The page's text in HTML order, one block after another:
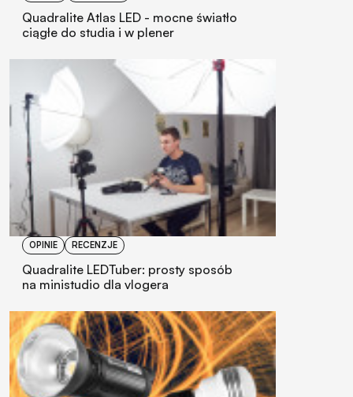
Quadralite Atlas LED - mocne światło
ciągłe do studia i w plener
OPINIE RECENZJE
Quadralite LEDTuber: prosty sposób
na ministudio dla vlogera